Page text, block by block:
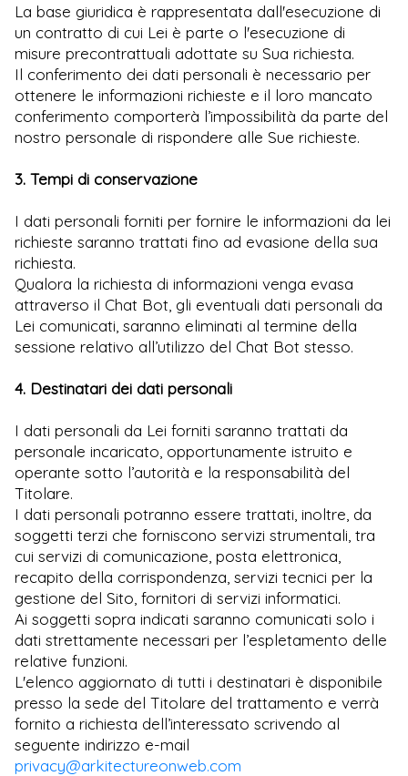
La base giuridica è rappresentata dall'esecuzione di
un contratto di cui Lei è parte o l'esecuzione di
misure precontrattuali adottate su Sua richiesta.
Il conferimento dei dati personali è necessario per
ottenere le informazioni richieste e il loro mancato
conferimento comporterà l’impossibilità da parte del
nostro personale di rispondere alle Sue richieste.
3. Tempi di conservazione
I dati personali forniti per fornire le informazioni da lei
richieste saranno trattati fino ad evasione della sua
richiesta.
Qualora la richiesta di informazioni venga evasa
attraverso il Chat Bot, gli eventuali dati personali da
Lei comunicati, saranno eliminati al termine della
sessione relativo all’utilizzo del Chat Bot stesso.
4. Destinatari dei dati personali
I dati personali da Lei forniti saranno trattati da
personale incaricato, opportunamente istruito e
operante sotto l’autorità e la responsabilità del
Titolare.
I dati personali potranno essere trattati, inoltre, da
soggetti terzi che forniscono servizi strumentali, tra
cui servizi di comunicazione, posta elettronica,
recapito della corrispondenza, servizi tecnici per la
gestione del Sito, fornitori di servizi informatici.
Ai soggetti sopra indicati saranno comunicati solo i
dati strettamente necessari per l’espletamento delle
relative funzioni.
L'elenco aggiornato di tutti i destinatari è disponibile
presso la sede del Titolare del trattamento e verrà
fornito a richiesta dell’interessato scrivendo al
seguente indirizzo e-mail
privacy@arkitectureonweb.com